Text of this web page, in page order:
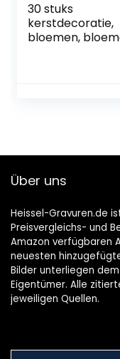
30 stuks
kerstdecoratie,
bloemen,
kerstkrans,
decoratie,
kerstboom
Über uns
Heissel-Gravuren.de
Preisvergleichs- und
Amazon verfügbaren
neuesten
Bilder unterliegen
Eigentümer. Alle
jeweiligen Quellen.